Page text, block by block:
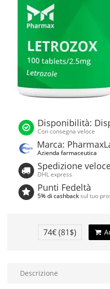
Disponibilità:
Con consegna veloce
Marca:
Azienda farmaceutica
Spedizione
DHL express
Punti Fedeltà
5% di cashbacksul tuo
74€(81$)
Descrizione